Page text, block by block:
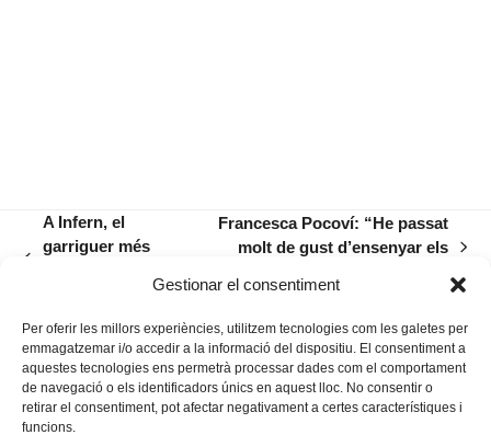
Gestionar el consentiment
Per oferir les millors experiències, utilitzem tecnologies com les galetes per
emmagatzemar i/o accedir a la informació del dispositiu. El consentiment a
aquestes tecnologies ens permetrà processar dades com el comportament
de navegació o els identificadors únics en aquest lloc. No consentir o
retirar el consentiment, pot afectar negativament a certes característiques i
funcions.
A Infern, el
garriguer més
post:
Francesca Pocoví: “He passat
molt de gust d’ensenyar els